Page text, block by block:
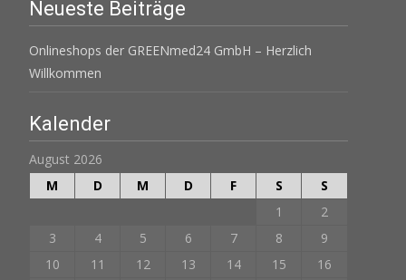
Neueste Beiträge
Onlineshops der GREENmed24 GmbH – Herzlich
Willkommen
Kalender
August 2026
M
D M D F S
S
1
2
3
4 5 6 7 8
9
10
11 12 13 14 15
16